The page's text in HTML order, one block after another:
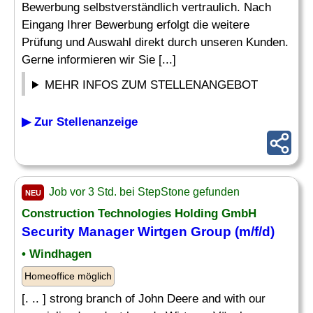
Bewerbung selbstverständlich vertraulich. Nach
Eingang Ihrer Bewerbung erfolgt die weitere
Prüfung und Auswahl direkt durch unseren Kunden.
Gerne informieren wir Sie [...]
MEHR INFOS ZUM STELLENANGEBOT
▶ Zur Stellenanzeige
NEU Job vor 3 Std. bei StepStone gefunden
Construction Technologies Holding GmbH
Security Manager Wirtgen Group (m/f/d)
• Windhagen
Homeoffice möglich
[. .. ] strong branch of John Deere and with our